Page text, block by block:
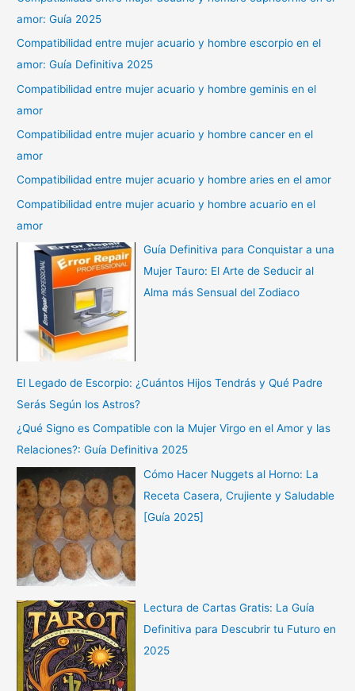
amor: Guía 2025
Compatibilidad entre mujer acuario y hombre escorpio en el
amor: Guía Definitiva 2025
Compatibilidad entre mujer acuario y hombre geminis en el
amor
Compatibilidad entre mujer acuario y hombre cancer en el
amor
Compatibilidad entre mujer acuario y hombre aries en el amor
Compatibilidad entre mujer acuario y hombre acuario en el
amor
Guía Definitiva para Conquistar a una
Mujer Tauro: El Arte de Seducir al
Alma más Sensual del Zodiaco
El Legado de Escorpio: ¿Cuántos Hijos Tendrás y Qué Padre
Serás Según los Astros?
¿Qué Signo es Compatible con la Mujer Virgo en el Amor y las
Relaciones?: Guía Definitiva 2025
Cómo Hacer Nuggets al Horno: La
Receta Casera, Crujiente y Saludable
[Guía 2025]
Lectura de Cartas Gratis: La Guía
Definitiva para Descubrir tu Futuro en
2025